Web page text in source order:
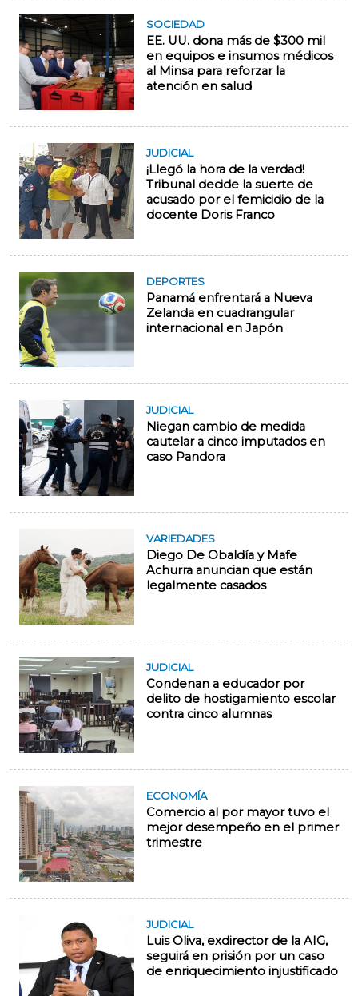
SOCIEDAD
EE. UU. dona más de $300 mil
en equipos e insumos médicos
al Minsa para reforzar la
atención en salud
JUDICIAL
¡Llegó la hora de la verdad!
Tribunal decide la suerte de
acusado por el femicidio de la
docente Doris Franco
DEPORTES
Panamá enfrentará a Nueva
Zelanda en cuadrangular
internacional en Japón
JUDICIAL
Niegan cambio de medida
cautelar a cinco imputados en
caso Pandora
VARIEDADES
Diego De Obaldía y Mafe
Achurra anuncian que están
legalmente casados
JUDICIAL
Condenan a educador por
delito de hostigamiento escolar
contra cinco alumnas
ECONOMÍA
Comercio al por mayor tuvo el
mejor desempeño en el primer
trimestre
JUDICIAL
Luis Oliva, exdirector de la AIG,
seguirá en prisión por un caso
de enriquecimiento injustificado